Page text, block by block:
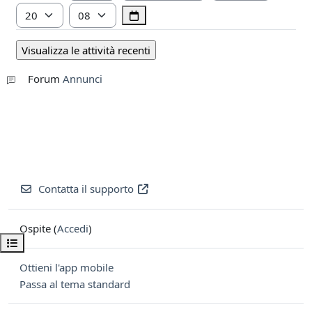
Apri indice del corso
Ora
Minuto
Forum Annunci
Contatta il supporto
Ospite (Accedi)
Ottieni l'app mobile
Passa al tema standard